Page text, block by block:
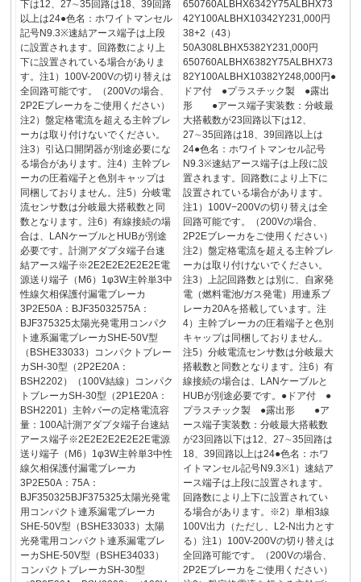
下は12、27∼35回路は18、39回路
以上は24●色名：ホワイトマンセル
記号N9.3※速結アース端子は上段
に設置されます。回路数により上
下に設置されている場合がありま
す。注1）100V-200Vの切り替えは
全回路可能です。（200Vの場合、
2P2Eブレーカをご使用ください）
注2）盤定格電流を超える主幹ブレ
ーカは取り付けないでください。
注3）引込口開閉器が別途必要にな
る場合があります。注4）主幹ブレ
ーカの圧着端子と色別キャップは
同梱しておりません。注5）分岐電
流センサ数は分岐最大搭載数と同
数となります。注6）有線接続の場
合は、LANケーブルとHUBが別途
必要です。計測アダプタ端子台速
結アース端子※2E2E2E2E2E2E電
源送り端子（M6）1φ3W主幹単3中
性線欠相保護付漏電ブレーカ
3P2E50A：BJF35032575A：
BJF375325太陽光発電用コンパク
ト連系漏電ブレーカSHE-50V型
（BSHE33033）コンパクトブレー
カSH-30型（2P2E20A：
BSH2202）（100V結線）コンパク
トブレーカSH-30型（2P1E20A：
BSH2201）主幹バーの定格電流容
量：100A計測アダプタ端子台速結
アース端子※2E2E2E2E2E2E電源
送り端子（M6）1φ3W主幹単3中性
線欠相保護付漏電ブレーカ
3P2E50A：75A：
BJF350325BJF375325太陽光発電
用コンパクト連系漏電ブレーカ
SHE-50V型（BSHE33033）太陽
光発電用コンパクト連系漏電ブレ
ーカSHE-50V型（BSHE34033）
コンパクトブレーカSH-30型
650760ALBHX6342Y75ALBHX73
42Y100ALBHX10342Y231,000円
38+2（43）
50A308LBHX5382Y231,000円
650760ALBHX6382Y75ALBHX73
82Y100ALBHX10382Y248,000円●
ドア付 ●プラスチック製 ●露出
形 ●アース端子実装数：分岐最
大搭載数が23回路以下は12、
27∼35回路は18、39回路以上は
24●色名：ホワイトマンセル記号
N9.3※速結アース端子は上段に設
置されます。回路数により上下に
設置されている場合があります。
注1）100V−200Vの切り替えは全
回路可能です。（200Vの場合、
2P2Eブレーカをご使用ください）
注2）盤定格電流を超える主幹ブレ
ーカは取り付けないでください。
注3）上記回路数とは別に、自家発
電（燃料電池/ガス発電）用連系ブ
レーカ20Aを搭載しています。注
4）主幹ブレーカの圧着端子と色別
キャップは同梱しておりません。
注5）分岐電流センサ数は分岐最大
搭載数と同数となります。注6）有
線接続の場合は、LANケーブルと
HUBが別途必要です。●ドア付 ●
プラスチック製 ●露出形 ●ア
ース端子実装数：分岐最大搭載数
が23回路以下は12、27∼35回路は
18、39回路以上は24●色名：ホワ
イトマンセル記号N9.3※1）速結ア
ース端子は上段に設置されます。
回路数により上下に設置されてい
る場合があります。※2）単相3線
100V出力（ただし、L2-N出力とす
る）注1）100V-200Vの切り替えは
全回路可能です。（200Vの場合、
2P2Eブレーカをご使用ください）